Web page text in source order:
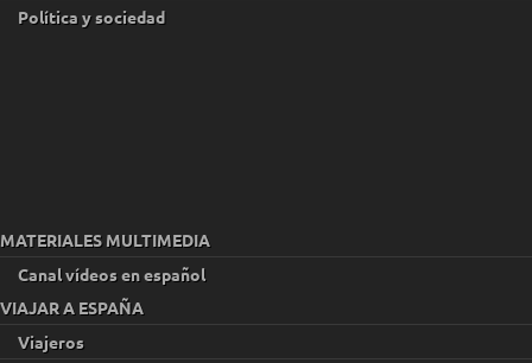
Política y sociedad
MATERIALES MULTIMEDIA
Canal vídeos en español
VIAJAR A ESPAÑA
Viajeros